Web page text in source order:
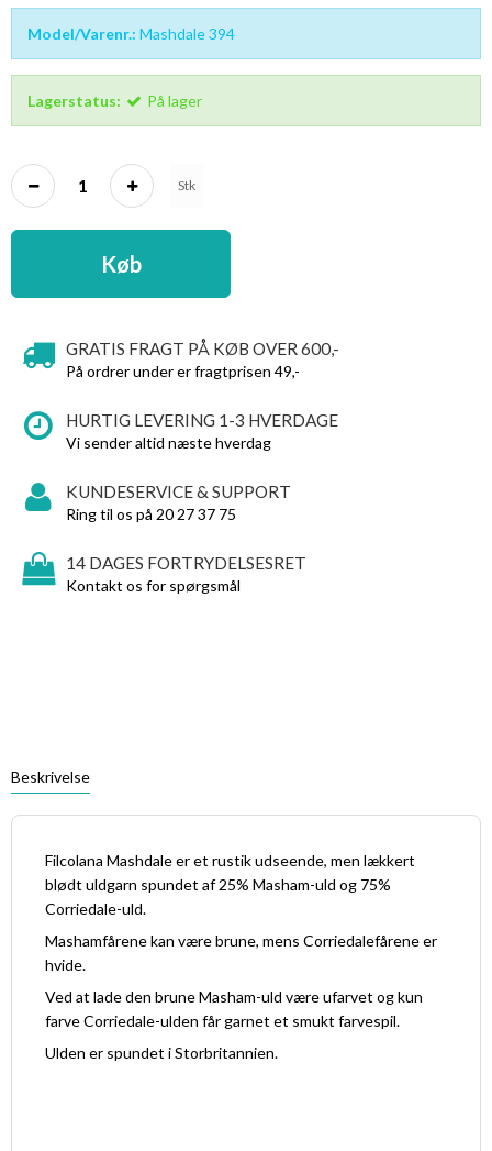
Model/Varenr.: Mashdale 394
Lagerstatus: På lager
Stk
Køb
GRATIS FRAGT PÅ KØB OVER 600,-
På ordrer under er fragtprisen 49,-
HURTIG LEVERING 1-3 HVERDAGE
Vi sender altid næste hverdag
KUNDESERVICE & SUPPORT
Ring til os på 20 27 37 75
14 DAGES FORTRYDELSESRET
Kontakt os for spørgsmål
Beskrivelse
Filcolana Mashdale er et rustik udseende, men lækkert
blødt uldgarn spundet af 25% Masham-uld og 75%
Corriedale-uld.
Mashamfårene kan være brune, mens Corriedalefårene er
hvide.
Ved at lade den brune Masham-uld være ufarvet og kun
farve Corriedale-ulden får garnet et smukt farvespil.
Ulden er spundet i Storbritannien.